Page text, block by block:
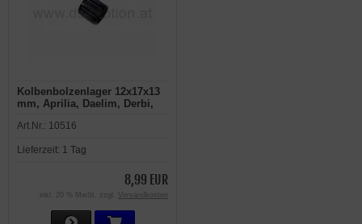
Kolbenbolzenlager 12x17x13
mm, Aprilia, Daelim, Derbi,
Vespa
Art.Nr.: 10516
Lieferzeit: 1 Tag
8,99 EUR
inkl. 20 % MwSt. zzgl. Versandkosten